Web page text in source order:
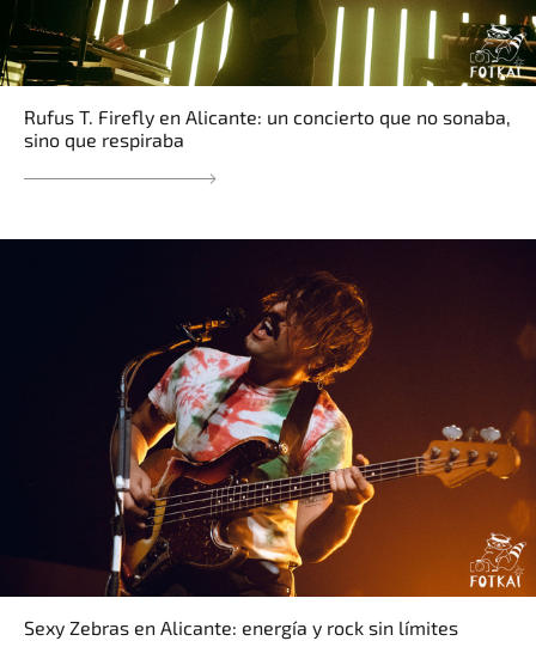
Rufus T. Firefly en Alicante: un concierto que no sonaba,
sino que respiraba
Sexy Zebras en Alicante: energía y rock sin límites